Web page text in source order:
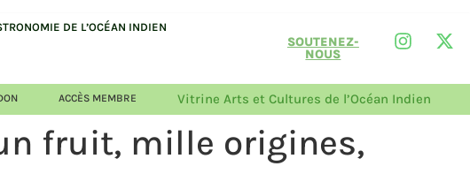
DE L’OCÉAN INDIEN
SOUTENEZ-
NOUS
ACCÈS MEMBRE Vitrine Arts et Cultures de l’Océan Indien
fruit, mille origines,